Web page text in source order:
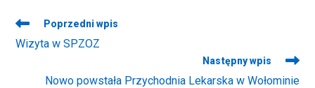
Read
more
articles
Poprzedni wpis
Wizyta w SPZOZ
Następny wpis
Nowo powstała Przychodnia Lekarska w Wołominie